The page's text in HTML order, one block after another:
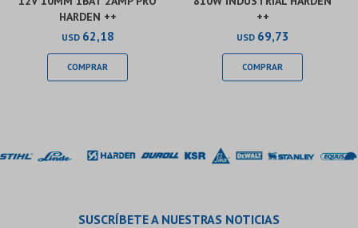
HARDEN ++
USD 62,18
++
USD 69,73
SUSCRÍBETE A NUESTRAS NOTICIAS